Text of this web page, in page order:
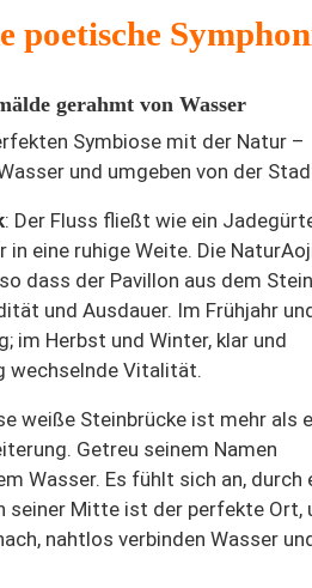
poetische
gerahmt von Wasser
Symbiose mit der Natur –
und umgeben von der
: Der Fluss fließt wie ein
eine ruhige Weite. Die Natur
dass der Pavillon aus dem Stein
und Ausdauer. Im Frühjahr
im Herbst und Winter, klar und
wechselnde Vitalität.
weiße Steinbrücke ist mehr als
Getreu seinem Namen
Wasser. Es fühlt sich an, durch
seiner Mitte ist der perfekte Ort,
nahtlos verbinden Wasser